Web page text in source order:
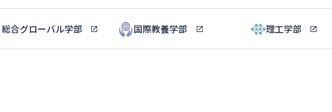
総合グローバル学部 国際教養学部 理工学部